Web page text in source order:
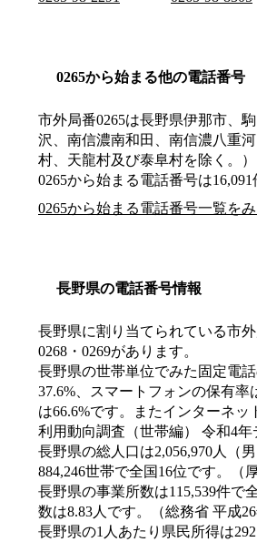
0265から始まる他の電話番号
市外局番0265は長野県伊那市、
沢、南信濃南和田、南信濃八重
村、天龍村及び泰阜村を除く。）
0265から始まる電話番号は16,091
0265から始まる電話番号一覧を
長野県の電話番号情報
長野県に割り当てられている市外
0268・0269があります。
長野県の世帯単位でみた固定電
37.6%、スマートフォンの保有
は66.6%です。またインターネ
利用動向調査（世帯編） 令和4年
長野県の総人口は2,056,970人（
884,246世帯で全国16位です。（
長野県の事業所数は115,539件で
数は8.83人です。（総務省 平成
長野県の1人あたり県民所得は